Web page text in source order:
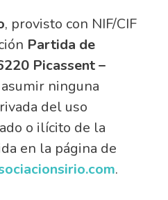
, provisto con NIF/CIF
Partida de
Picassent –
ninguna
del uso
o ilícito de la
en la página de
.